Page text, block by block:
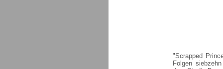
"Scrapped
Folgen